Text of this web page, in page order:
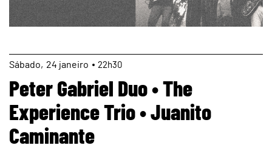
page
24 janeiro
Sábado 22h30
Peter Gabriel Duo • The
Experience Trio • Juanito
Caminante